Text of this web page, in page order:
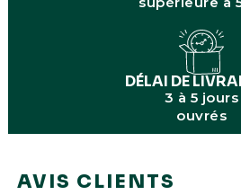
DÉLAI DE
3 à 5 jours
ouvrés
AVIS CLIENTS